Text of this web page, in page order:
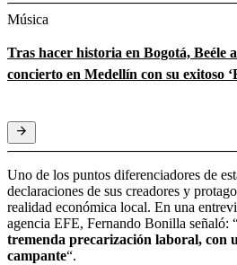
Música
Tras hacer historia en Bogotá, Beéle
concierto en Medellín con su exitoso
Uno de los puntos diferenciadores de
declaraciones de sus creadores y
realidad económica local. En una
agencia EFE, Fernando Bonilla señaló:
tremenda precarización laboral, con
campante“.